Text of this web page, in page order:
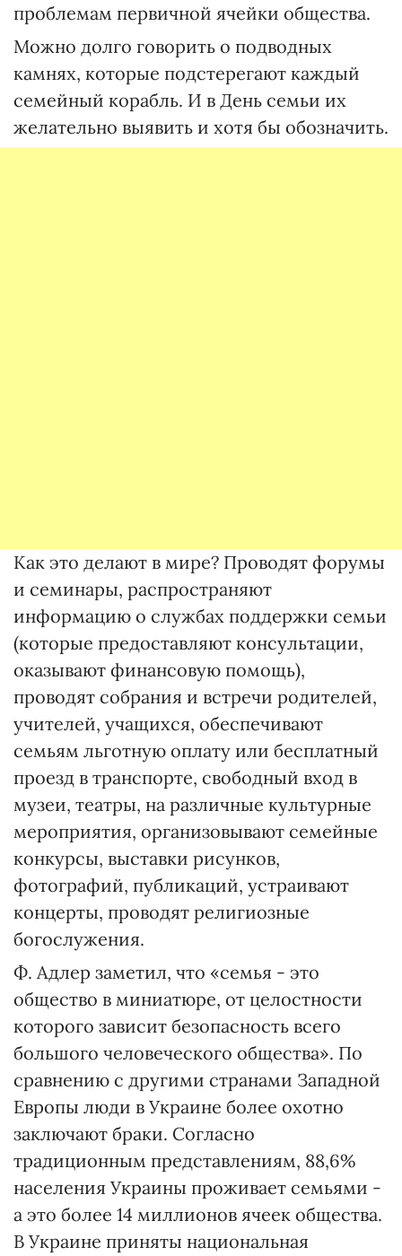
проблемам первичной ячейки общества.
Можно долго говорить о подводных
камнях, которые подстерегают каждый
семейный корабль. И в День семьи их
желательно выявить и хотя бы обозначить.
Как это делают в мире? Проводят форумы
и семинары, распространяют
информацию о службах поддержки семьи
(которые предоставляют консультации,
оказывают финансовую помощь),
проводят собрания и встречи родителей,
учителей, учащихся, обеспечивают
семьям льготную оплату или бесплатный
проезд в транспорте, свободный вход в
музеи, театры, на различные культурные
мероприятия, организовывают семейные
конкурсы, выставки рисунков,
фотографий, публикаций, устраивают
концерты, проводят религиозные
богослужения.
Ф. Адлер заметил, что «семья - это
общество в миниатюре, от целостности
которого зависит безопасность всего
большого человеческого общества». По
сравнению с другими странами Западной
Европы люди в Украине более охотно
заключают браки. Согласно
традиционным представлениям, 88,6%
населения Украины проживает семьями -
а это более 14 миллионов ячеек общества.
В Украине приняты национальная